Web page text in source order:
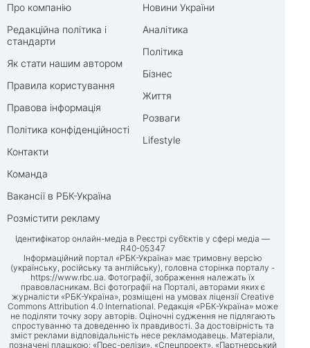
Про компанію
Редакційна політика і
стандарти
Як стати нашим автором
Правила користування
Правова інформація
Політика конфіденційності
Контакти
Команда
Вакансії в РБК-Україна
Розмістити рекламу
Новини України
Аналітика
Політика
Бізнес
Життя
Розваги
Lifestyle
Ідентифікатор онлайн-медіа в Реєстрі суб’єктів у сфері медіа —
R40-05347
Інформаційний портал «РБК-Україна» має тримовну версію
(українську, російську та англійську), головна сторінка порталу -
https://www.rbc.ua. Фотографії, зображення належать їх
правовласникам. Всі фотографії на Порталі, авторами яких є
журналісти «РБК-Україна», розміщені на умовах ліцензії Creative
Commons Attribution 4.0 International. Редакція «РБК-Україна» може
не поділяти точку зору авторів. Оціночні судження не підлягають
спростуванню та доведенню їх правдивості. За достовірність та
зміст реклами відповідальність несе рекламодавець. Матеріали,
позначені плашкою: «Прес-релізи», «Спецпроект», «Партнерський